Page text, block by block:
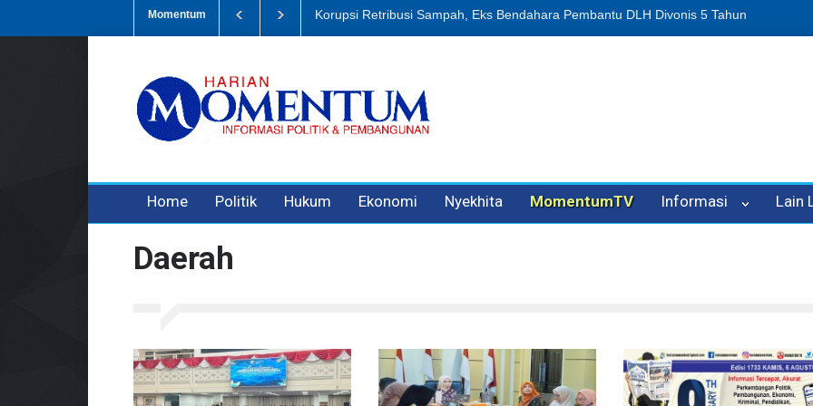
Momentum Dugaan Penipuan Oleh Oknum Kadis, Kuasa Hukum Pelapor Desak Polisi Tetapkan P-
Home Politik Hukum Ekonomi Nyekhita MomentumTV Informasi Lain
Daerah